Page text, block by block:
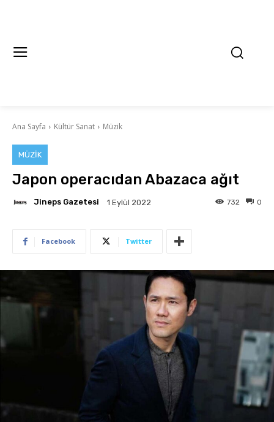
Ana Sayfa Kültür Sanat Müzik
MÜZIK
Japon operacıdan Abazaca ağıt
Jineps Gazetesi 1 Eylül 2022 0
732
Facebook Twitter